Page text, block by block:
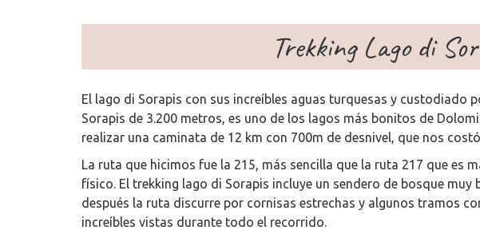
Trekking Lago di
El lago di Sorapis con sus increíbles aguas turquesas y custodiado
Sorapis de 3.200 metros, es uno de los lagos más bonitos de
realizar una caminata de 12 km con 700m de desnivel, que nos
La ruta que hicimos fue la 215, más sencilla que la ruta 217 que es
físico. El trekking lago di Sorapis incluye un sendero de bosque muy
después la ruta discurre por cornisas estrechas y algunos tramos
increíbles vistas durante todo el recorrido.